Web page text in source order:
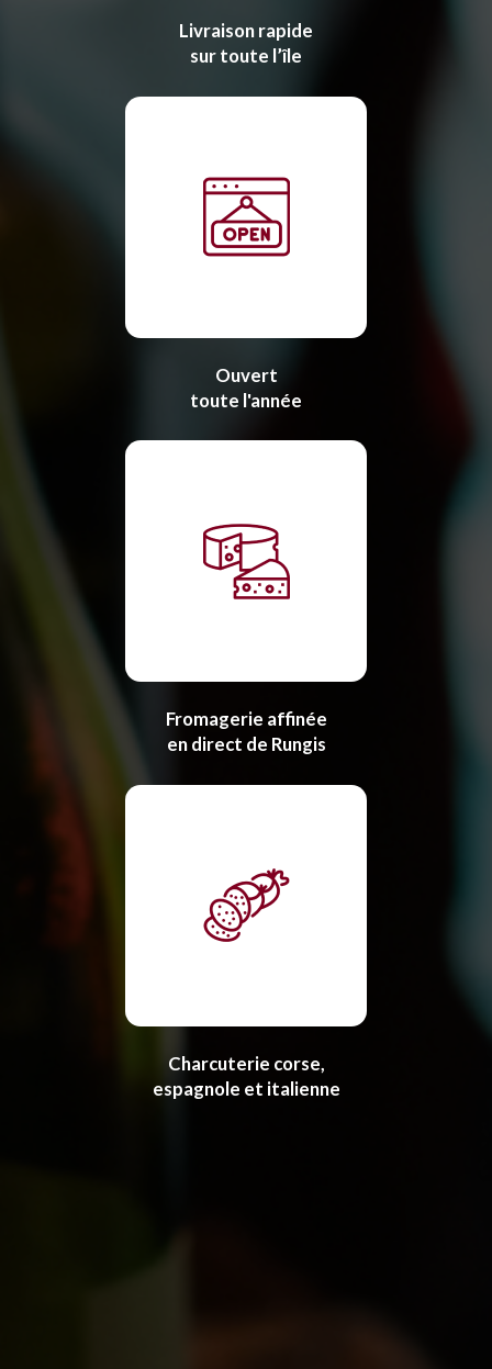
Livraison rapide
sur toute l’île
Ouvert
toute l'année
Fromagerie affinée
en direct de Rungis
Charcuterie corse,
espagnole et italienne